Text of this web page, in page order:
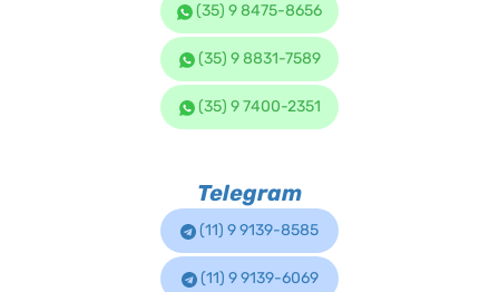
(35) 9 8475-8656
(35) 9 8831-7589
(35) 9 7400-2351
Telegram
(11) 9 9139-8585
(11) 9 9139-6069